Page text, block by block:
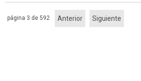
Anterior Siguiente
página 3 de 592